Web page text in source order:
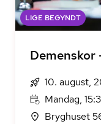
LIGE BEGYNDT
10. august,
Mandag,
Bryghuset